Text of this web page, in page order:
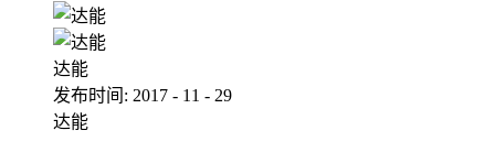
达能
发布时间: 2017 - 11 - 29
达能